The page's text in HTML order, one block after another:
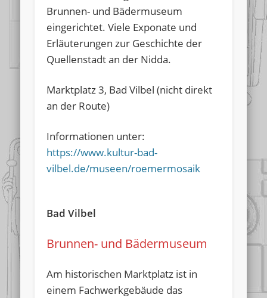
Brunnen- und Bädermuseum
eingerichtet. Viele Exponate und
Erläuterungen zur Geschichte der
Quellenstadt an der Nidda.
Marktplatz 3, Bad Vilbel (nicht direkt
an der Route)
Informationen unter:
https://www.kultur-bad-
vilbel.de/museen/roemermosaik
Bad Vilbel
Brunnen- und Bädermuseum
Am historischen Marktplatz ist in
einem Fachwerkgebäude das